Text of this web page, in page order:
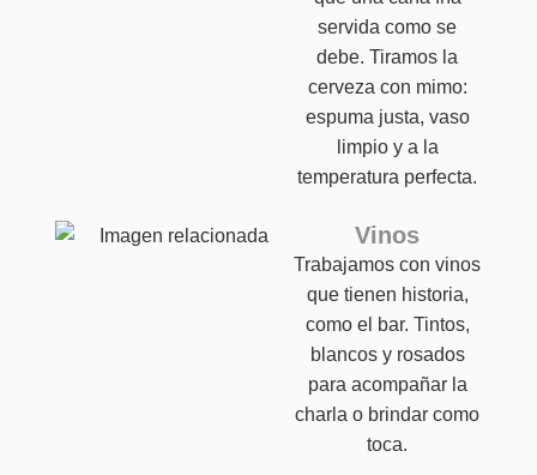
servida como se
debe. Tiramos la
cerveza con mimo:
espuma justa, vaso
limpio y a la
temperatura perfecta.
Vinos
Trabajamos con vinos
que tienen historia,
como el bar. Tintos,
blancos y rosados
para acompañar la
charla o brindar como
toca.